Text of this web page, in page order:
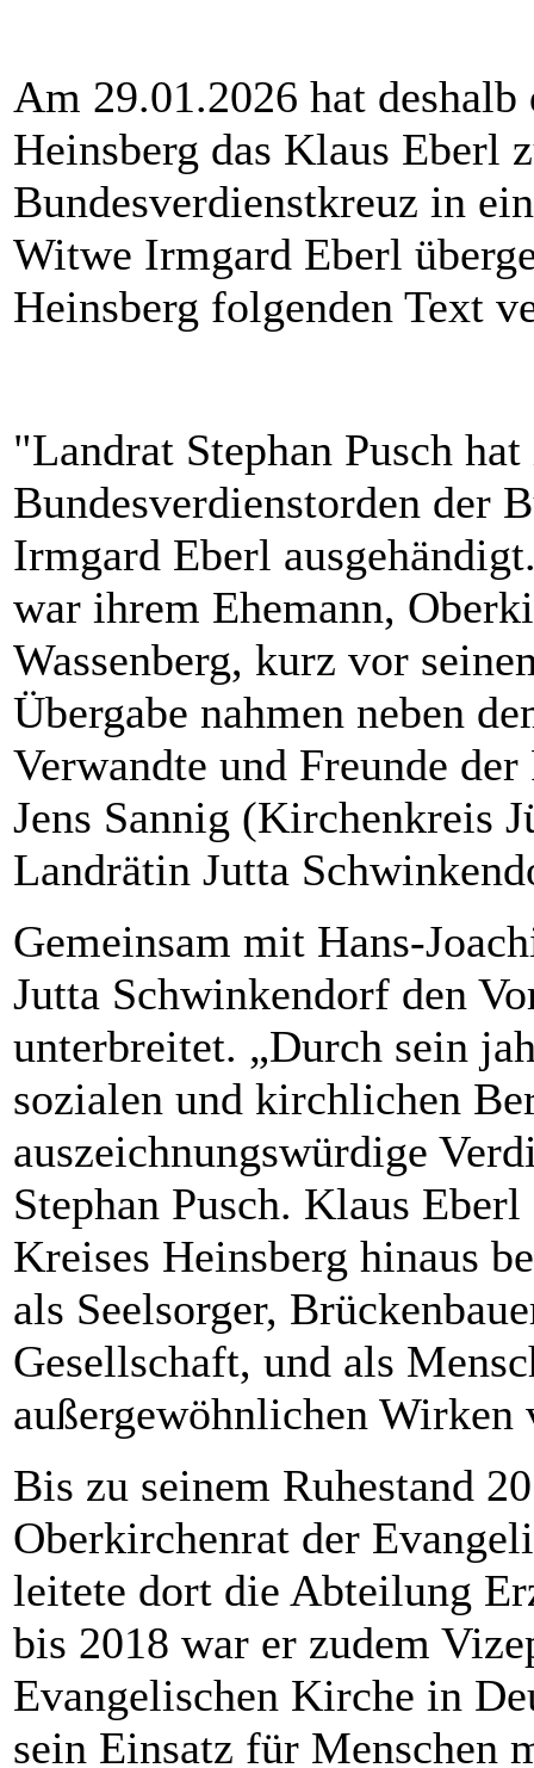
Am 29.01.2026 hat
Heinsberg das Klaus Eberl
Bundesverdienstkreuz in
Witwe Irmgard Eberl
Heinsberg folgenden Text
"Landrat Stephan Pusch
Bundesverdienstorden der
Irmgard Eberl
war ihrem Ehemann,
Wassenberg, kurz vor
Übergabe nahmen neben
Verwandte und Freunde
Jens Sannig (Kirchenkreis
Landrätin Jutta
Gemeinsam mit Hans-
Jutta Schwinkendorf den
unterbreitet. „Durch sein
sozialen und kirchlichen
auszeichnungswürdige
Stephan Pusch. Klaus
Kreises Heinsberg hinaus
als Seelsorger,
Gesellschaft, und als
außergewöhnlichen Wirken
Bis zu seinem Ruhestand
Oberkirchenrat der
leitete dort die Abteilung
bis 2018 war er zudem
Evangelischen Kirche in
sein Einsatz für Menschen